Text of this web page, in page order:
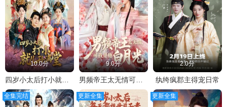
10.0分 9.0分
男频帝王太无情可我是他白月光
2.0分
纨绔疯郡主得宠日常
全集完结 更新全集 更新全集